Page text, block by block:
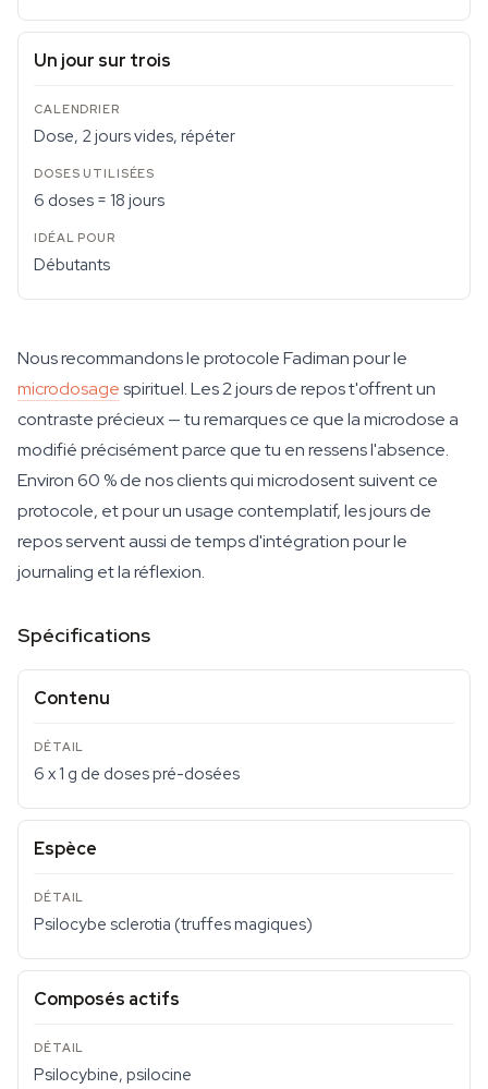
Un jour sur trois
Dose, 2 jours vides, répéter
6 doses = 18 jours
Débutants
Nous recommandons le protocole Fadiman pour le
microdosagespirituel. Les 2 jours de repos t'offrent un
contraste précieux — tu remarques ce que la microdose a
modifié précisément parce que tu en ressens l'absence.
Environ 60 % de nos clients qui microdosent suivent ce
protocole, et pour un usage contemplatif, les jours de
repos servent aussi de temps d'intégration pour le
journaling et la réflexion.
Spécifications
Contenu
6 x 1 g de doses pré-dosées
Espèce
Psilocybe sclerotia (truffes magiques)
Composés actifs
Psilocybine, psilocine